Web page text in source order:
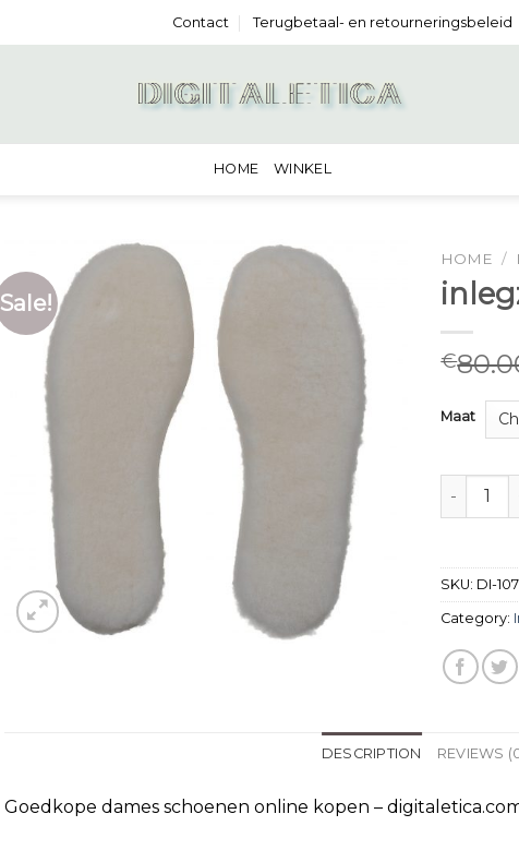
Contact Terugbetaal- en retourneringsbeleid
HOME WINKEL
Sale!
HOME /
€
Maat
SKU: DI-
Category:
DESCRIPTION REVIEWS
Goedkope dames schoenen online kopen –